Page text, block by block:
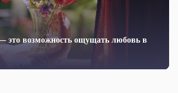
это возможность ощущать любовь в